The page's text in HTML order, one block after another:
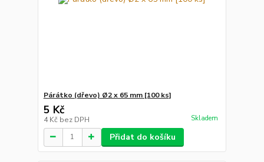
Párátko (dřevo) Ø2 x 65 mm [100 ks]
5 Kč
4 Kč bez DPH Skladem
Přidat do košíku